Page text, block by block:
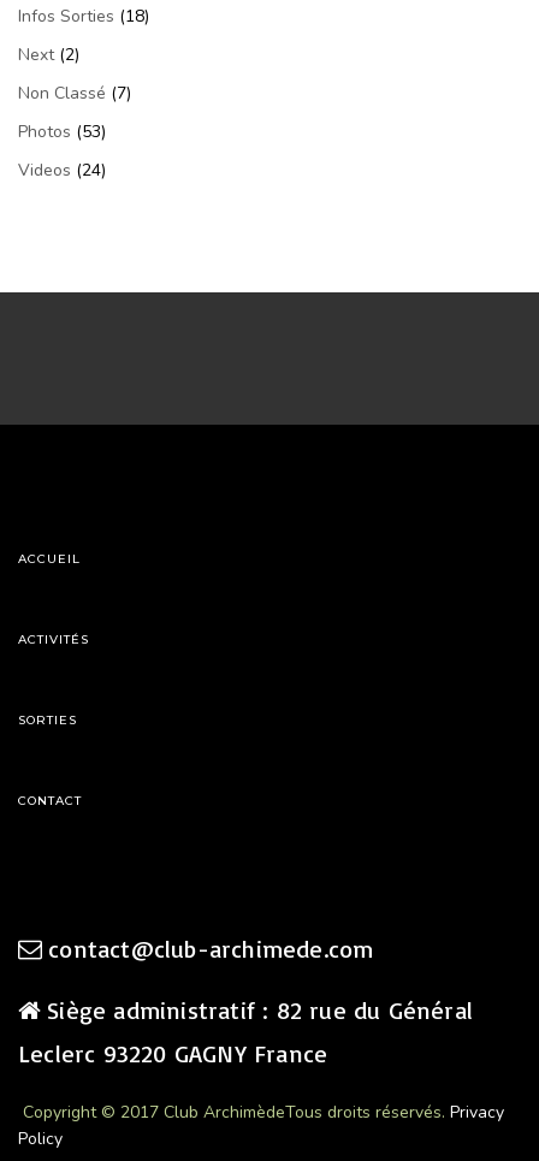
Infos Sorties (18)
Next(2)
Non Classé (7)
Photos (53)
Videos (24)
ACCUEIL
ACTIVITÉS
SORTIES
CONTACT
contact@club-archimede.com
Siège administratif : 82 rue du Général
Leclerc 93220 GAGNY France
Copyright © 2017 Club ArchimèdeTous droits réservés. Privacy
Policy